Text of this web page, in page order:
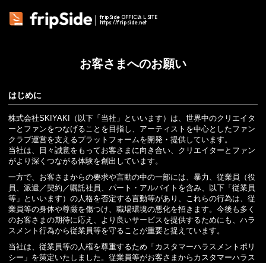
fripSide OFFICIAL SITE
https://fripside.net
お客さまへのお願い
はじめに
株式会社SKIYAKI（以下「当社」といいます）は、世界中のクリエイタ
ーとファンをつなげることを目指し、アーティストを中心としたファン
クラブ運営を支えるプラットフォームを開発・提供しています。
当社は、日々誠意をもってお客さまに向き合い、クリエイターとファン
がより深くつながる体験を創出しています。
一方で、お客さまからの要求や言動の中の一部には、暴力、従業員（役
員、派遣／契約／嘱託社員、パート・アルバイトを含み、以下「従業員
等」といいます）の人格を否定する言動等があり、これらの行為は、従
業員等の身体や尊厳を傷つけ、職場環境の悪化を招きます。今後も多く
のお客さまの期待に応え、より良いサービスを提供するためにも、ハラ
スメント行為から従業員等を守ることが重要と捉えています。
当社は、従業員等の人権を尊重するため「カスタマーハラスメントポリ
シー」を策定いたしました。従業員等がお客さまからカスタマーハラス